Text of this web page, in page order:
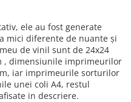
ele au fost generate
mici diferente de nuante și
de vinil sunt de 24x24
, dimensiunile imprimeurilor
iar imprimeurile sorturilor
unei coli A4, restul
in descriere.